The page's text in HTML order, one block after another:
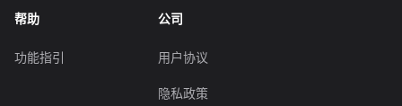
帮助
功能指引
公司
用户协议
隐私政策